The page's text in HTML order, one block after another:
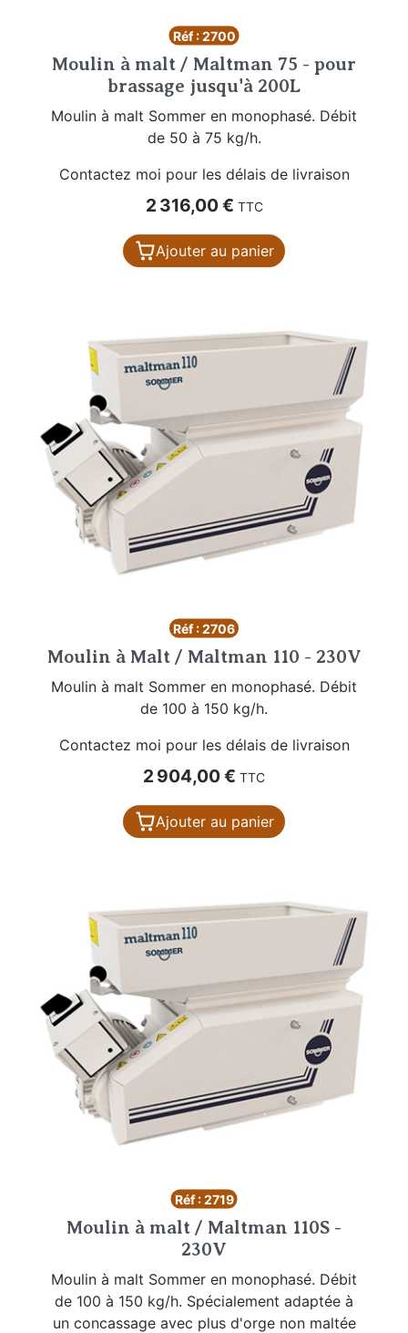
Réf : 2700
Moulin à malt / Maltman 75 - pour
brassage jusqu'à 200L
Moulin à malt Sommer en monophasé. Débit
de 50 à 75 kg/h.
Contactez moi pour les délais de livraison
Prix
2 316,00 € TTC
Ajouter au panier
Réf : 2706
Moulin à Malt / Maltman 110 - 230V
Moulin à malt Sommer en monophasé. Débit
de 100 à 150 kg/h.
Contactez moi pour les délais de livraison
Prix
2 904,00 € TTC
Ajouter au panier
Réf : 2719
Moulin à malt / Maltman 110S -
230V
Moulin à malt Sommer en monophasé. Débit
de 100 à 150 kg/h. Spécialement adaptée à
un concassage avec plus d'orge non maltée